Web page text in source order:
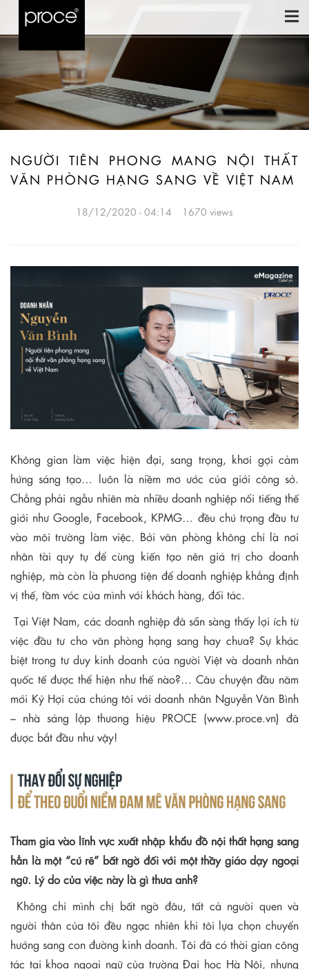
NGƯỜI TIÊN PHONG MANG NỘI THẤT
VĂN PHÒNG HẠNG SANG VỀ VIỆT NAM
18/12/2020 - 04:14 1670 views
Không gian làm việc hiện đại, sang trọng, khơi gợi cảm
hứng sáng tạo… luôn là niềm mơ ước của giới công sở.
Chẳng phải ngẫu nhiên mà nhiều doanh nghiệp nổi tiếng thế
giới như Google, Facebook, KPMG… đều chú trọng đầu tư
vào môi trường làm việc. Bởi văn phòng không chỉ là nơi
nhân tài quy tụ để cùng kiến tạo nên giá trị cho doanh
nghiệp, mà còn là phương tiện để doanh nghiệp khẳng định
vị thế, tầm vóc của mình với khách hàng, đối tác.
Tại Việt Nam, các doanh nghiệp đã sẵn sàng thấy lợi ích từ
việc đầu tư cho văn phòng hạng sang hay chưa? Sự khác
biệt trong tư duy kinh doanh của người Việt và doanh nhân
quốc tế được thể hiện như thế nào?… Câu chuyện đầu năm
mới Kỷ Hợi của chúng tôi với doanh nhân Nguyễn Văn Bình
– nhà sáng lập thương hiệu PROCE (www.proce.vn) đã
được bắt đầu như vậy!
Tham gia vào lĩnh vực xuất nhập khẩu đồ nội thất hạng sang
hẳn là một “cú rẽ” bất ngờ đối với một thầy giáo dạy ngoại
ngữ. Lý do của việc này là gì thưa anh?
Không chỉ mình chị bất ngờ đâu, tất cả người quen và
người thân của tôi đều ngạc nhiên khi tôi lựa chọn chuyển
hướng sang con đường kinh doanh. Tôi đã có thời gian công
tác tại khoa ngoại ngữ của trường Đại học Hà Nội, nhưng